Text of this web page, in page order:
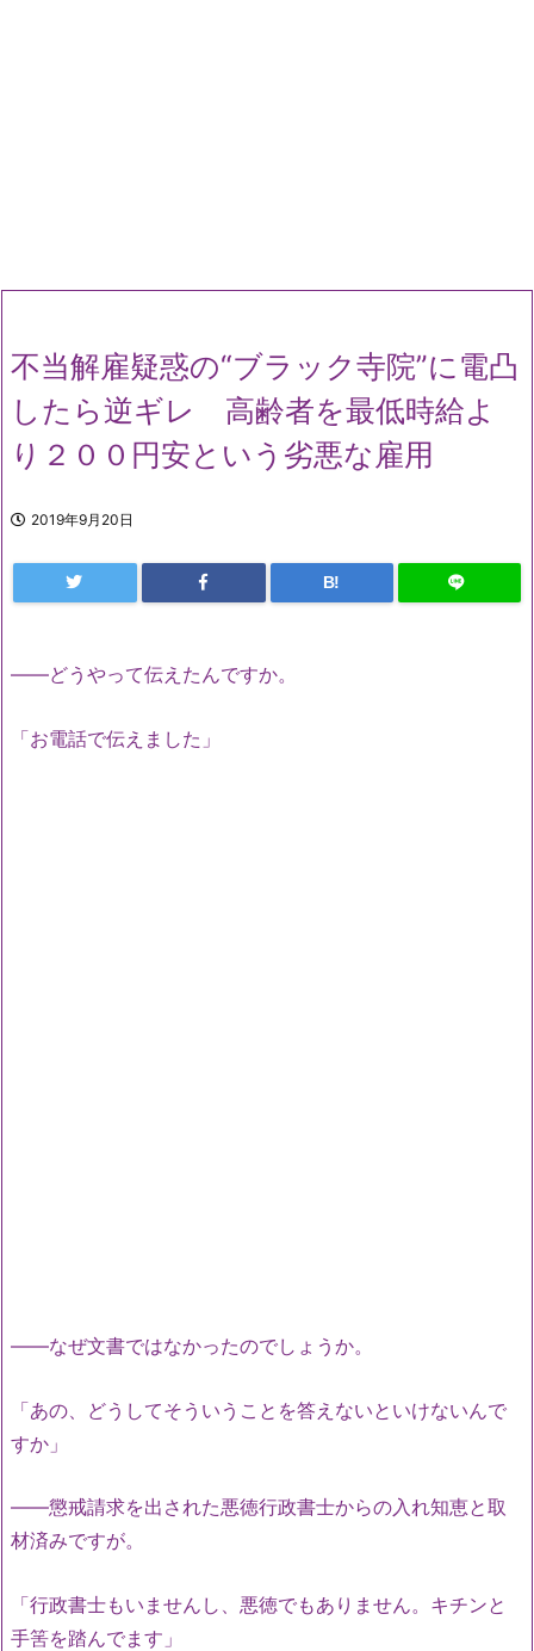
不当解雇疑惑の“ブラック寺院”に電凸
したら逆ギレ 高齢者を最低時給よ
り２００円安という劣悪な雇用
2019年9月20日
B!
――どうやって伝えたんですか。
「お電話で伝えました」
――なぜ文書ではなかったのでしょうか。
「あの、どうしてそういうことを答えないといけないんで
すか」
――懲戒請求を出された悪徳行政書士からの入れ知恵と取
材済みですが。
「行政書士もいませんし、悪徳でもありません。キチンと
手筈を踏んでます」